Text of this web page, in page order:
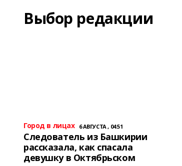
Выбор редакции
Город в лицах 6 АВГУСТА , 04:51
Следователь из Башкирии
рассказала, как спасала
девушку в Октябрьском